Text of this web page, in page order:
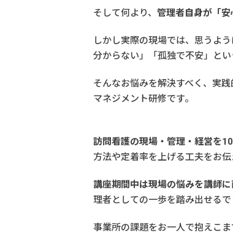
そして何より、 管理者自身が「
しかし実際の現場では、思うよ
分からない」「孤独で不安」とい
そんなお悩みを解決すべく、実
マネジメント研修です。
訪問看護の現場・管理・経営を
方法や定着率を上げる工夫をお伝
講座期間中は現場の悩みを講師
理者としての一歩を踏み出せるで
事業所の課題をお一人で抱えこま